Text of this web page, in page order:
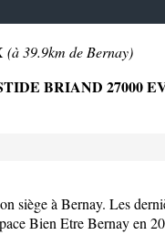
(à 39.9km de Bernay)
BRIAND 27000
siège à Bernay. Les
Bien Etre Bernay en